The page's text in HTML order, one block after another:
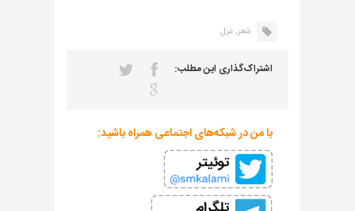
شعر,غزل
اشتراک‌گذاری این مطلب:
با من در شبکه‌های اجتماعی همراه باشید: